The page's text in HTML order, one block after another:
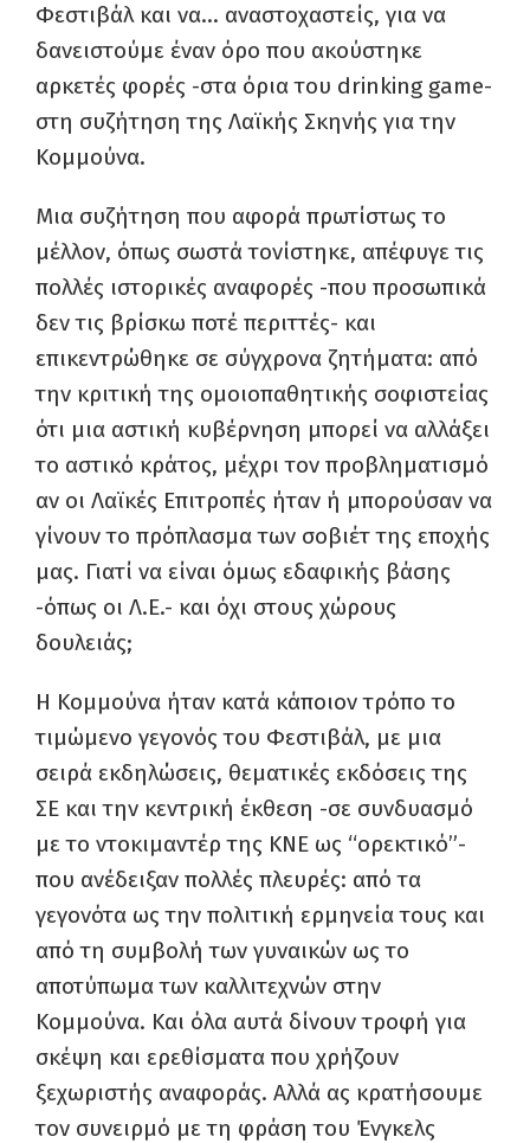
Φεστιβάλ και να… αναστοχαστείς, για να
δανειστούμε έναν όρο που ακούστηκε
αρκετές φορές -στα όρια του drinking game-
στη συζήτηση της Λαϊκής Σκηνής για την
Κομμούνα.
Μια συζήτηση που αφορά πρωτίστως το
μέλλον, όπως σωστά τονίστηκε, απέφυγε τις
πολλές ιστορικές αναφορές -που προσωπικά
δεν τις βρίσκω ποτέ περιττές- και
επικεντρώθηκε σε σύγχρονα ζητήματα: από
την κριτική της ομοιοπαθητικής σοφιστείας
ότι μια αστική κυβέρνηση μπορεί να αλλάξει
το αστικό κράτος, μέχρι τον προβληματισμό
αν οι Λαϊκές Επιτροπές ήταν ή μπορούσαν να
γίνουν το πρόπλασμα των σοβιέτ της εποχής
μας. Γιατί να είναι όμως εδαφικής βάσης
-όπως οι Λ.Ε.- και όχι στους χώρους
δουλειάς;
Η Κομμούνα ήταν κατά κάποιον τρόπο το
τιμώμενο γεγονός του Φεστιβάλ, με μια
σειρά εκδηλώσεις, θεματικές εκδόσεις της
ΣΕ και την κεντρική έκθεση -σε συνδυασμό
με το ντοκιμαντέρ της ΚΝΕ ως “ορεκτικό”-
που ανέδειξαν πολλές πλευρές: από τα
γεγονότα ως την πολιτική ερμηνεία τους και
από τη συμβολή των γυναικών ως το
αποτύπωμα των καλλιτεχνών στην
Κομμούνα. Και όλα αυτά δίνουν τροφή για
σκέψη και ερεθίσματα που χρήζουν
ξεχωριστής αναφοράς. Αλλά ας κρατήσουμε
τον συνειρμό με τη φράση του Ένγκελς